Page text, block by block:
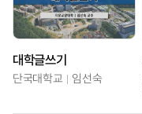
대학글쓰기
단국대학교 임선숙